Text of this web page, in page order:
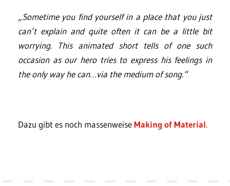
„Sometime you find yourself in a place that you just
can’t explain and quite often it can be a little bit
worrying. This animated short tells of one such
occasion as our hero tries to express his feelings in
the only way he can…via the medium of song.“
Dazu gibt es noch massenweiseMaking of Material.